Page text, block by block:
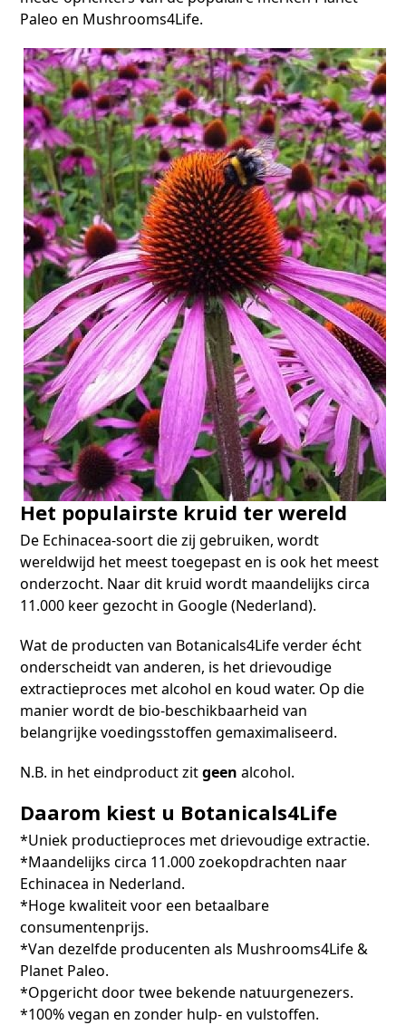
Paleo en Mushrooms4Life.
Het populairste kruid ter wereld
De Echinacea-soort die zij gebruiken, wordt
wereldwijd het meest toegepast en is ook het meest
onderzocht. Naar dit kruid wordt maandelijks circa
11.000 keer gezocht in Google (Nederland).
Wat de producten van Botanicals4Life verder écht
onderscheidt van anderen, is het drievoudige
extractieproces met alcohol en koud water. Op die
manier wordt de bio-beschikbaarheid van
belangrijke voedingsstoffen gemaximaliseerd.
N.B. in het eindproduct zitgeen alcohol.
Daarom kiest u Botanicals4Life
*Uniek productieproces met drievoudige extractie.
*Maandelijks circa 11.000 zoekopdrachten naar
Echinacea in Nederland.
*Hoge kwaliteit voor een betaalbare
consumentenprijs.
*Van dezelfde producenten als Mushrooms4Life &
Planet Paleo.
*Opgericht door twee bekende natuurgenezers.
*100% vegan en zonder hulp- en vulstoffen.